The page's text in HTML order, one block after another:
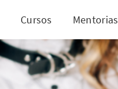
Cursos Mentorias